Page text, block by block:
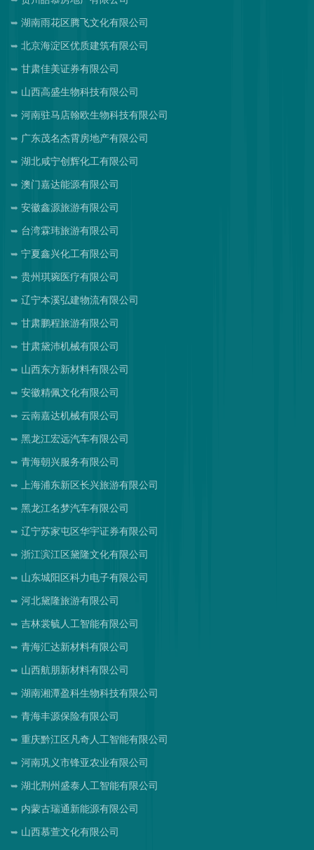
湖南雨花区腾飞文化有限公司
北京海淀区优质建筑有限公司
甘肃佳美证券有限公司
山西高盛生物科技有限公司
河南驻马店翰欧生物科技有限公司
广东茂名杰霄房地产有限公司
湖北咸宁创辉化工有限公司
澳门嘉达能源有限公司
安徽鑫源旅游有限公司
台湾霖玮旅游有限公司
宁夏鑫兴化工有限公司
贵州琪琬医疗有限公司
辽宁本溪弘建物流有限公司
甘肃鹏程旅游有限公司
甘肃黛沛机械有限公司
山西东方新材料有限公司
安徽精佩文化有限公司
云南嘉达机械有限公司
黑龙江宏远汽车有限公司
青海朝兴服务有限公司
上海浦东新区长兴旅游有限公司
黑龙江名梦汽车有限公司
辽宁苏家屯区华宇证券有限公司
浙江滨江区黛隆文化有限公司
山东城阳区科力电子有限公司
河北黛隆旅游有限公司
吉林裳毓人工智能有限公司
青海汇达新材料有限公司
山西航朋新材料有限公司
湖南湘潭盈科生物科技有限公司
青海丰源保险有限公司
重庆黔江区凡奇人工智能有限公司
河南巩义市锋亚农业有限公司
湖北荆州盛泰人工智能有限公司
内蒙古瑞通新能源有限公司
山西慕萱文化有限公司